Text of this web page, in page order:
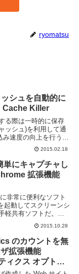
ryomatsu
シュを自動的に
Cache Killer
る際は一時的に保存
ッシュ)を利用して通
速度の向上を行う事
このキャッシュのせい
新したのに古いままだ
なかったりといった
2015.02.18
単にキャプチャし
拡張機能
非常に便利なソフト
起動してスクリーンシ
軽共有ソフトだ。デ
2015.10.28
のカウントを無
拡張機能
ィクス オプトア